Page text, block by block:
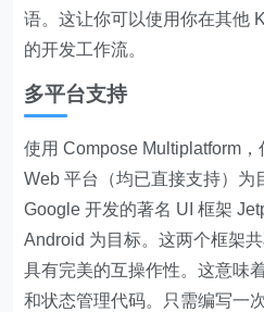
语。这让你可以使用你在其他
的开发工作流。
多平台支持
使用 Compose Multiplatform
Web 平台（均已直接支持）为
Google 开发的著名 UI 框架
Android 为目标。这两个框架
具有完美的互操作性。这意味
和状态管理代码。只需编写一